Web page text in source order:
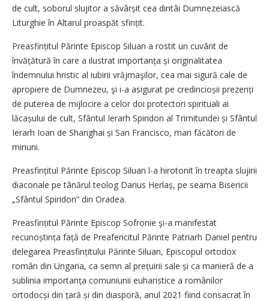
de cult, soborul slujitor a săvârșit cea dintâi Dumnezeiască
Liturghie în Altarul proaspăt sfințit.
Preasfințitul Părinte Episcop Siluan a rostit un cuvânt de
învățătură în care a ilustrat importanța și originalitatea
îndemnului hristic al iubirii vrăjmaşilor, cea mai sigură cale de
apropiere de Dumnezeu, şi i-a asigurat pe credincioșii prezenți
de puterea de mijlocire a celor doi protectori spirituali ai
lăcașului de cult, Sfântul Ierarh Spiridon al Trimitundei și Sfântul
Ierarh Ioan de Shanghai și San Francisco, mari făcători de
minuni.
Preasfințitul Părinte Episcop Siluan l-a hirotonit în treapta slujirii
diaconale pe tânărul teolog Darius Herlaș, pe seama Bisericii
„Sfântul Spiridon” din Oradea.
Preasfințitul Părinte Episcop Sofronie şi-a manifestat
recunoștința față de Preafericitul Părinte Patriarh Daniel pentru
delegarea Preasfințitului Părinte Siluan, Episcopul ortodox
român din Ungaria, ca semn al prețuirii sale și ca manieră de a
sublinia importanța comuniunii euharistice a românilor
ortodocși din țară și din diasporă, anul 2021 fiind consacrat în